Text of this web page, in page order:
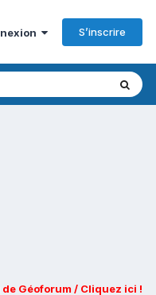
S’inscrire
Géoforum / Cliquez ici !